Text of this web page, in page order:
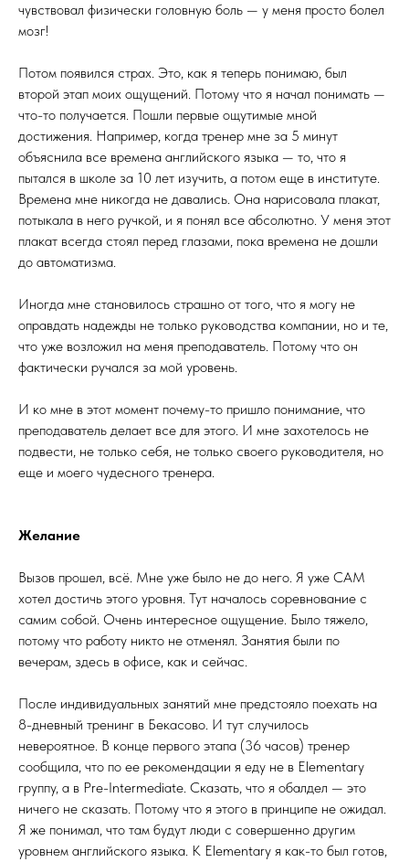
чувствовал физически головную боль — у меня просто болел
мозг!
Потом появился страх. Это, как я теперь понимаю, был
второй этап моих ощущений. Потому что я начал понимать —
что-то получается. Пошли первые ощутимые мной
достижения. Например, когда тренер мне за 5 минут
объяснила все времена английского языка — то, что я
пытался в школе за 10 лет изучить, а потом еще в институте.
Времена мне никогда не давались. Она нарисовала плакат,
потыкала в него ручкой, и я понял все абсолютно. У меня этот
плакат всегда стоял перед глазами, пока времена не дошли
до автоматизма.
Иногда мне становилось страшно от того, что я могу не
оправдать надежды не только руководства компании, но и те,
что уже возложил на меня преподаватель. Потому что он
фактически ручался за мой уровень.
И ко мне в этот момент почему-то пришло понимание, что
преподаватель делает все для этого. И мне захотелось не
подвести, не только себя, не только своего руководителя, но
еще и моего чудесного тренера.
Желание
Вызов прошел, всё. Мне уже было не до него. Я уже САМ
хотел достичь этого уровня. Тут началось соревнование с
самим собой. Очень интересное ощущение. Было тяжело,
потому что работу никто не отменял. Занятия были по
вечерам, здесь в офисе, как и сейчас.
После индивидуальных занятий мне предстояло поехать на
8-дневный тренинг в Бекасово. И тут случилось
невероятное. В конце первого этапа (36 часов) тренер
сообщила, что по ее рекомендации я еду не в Elementary
группу, а в Pre-Intermediate. Сказать, что я обалдел — это
ничего не сказать. Потому что я этого в принципе не ожидал.
Я же понимал, что там будут люди с совершенно другим
уровнем английского языка. К Elementary я как-то был готов,